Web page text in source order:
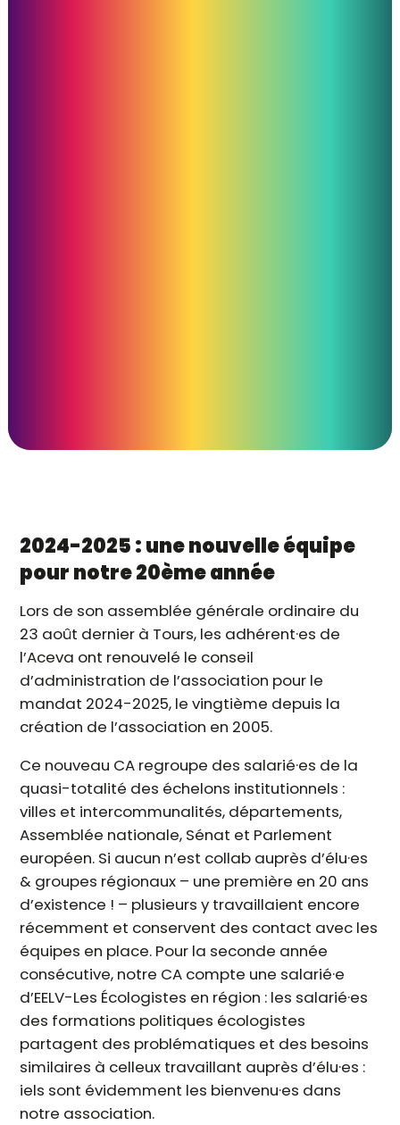
2024-2025 : une nouvelle équipe
pour notre 20ème année
Lors de son assemblée générale ordinaire du
23 août dernier à Tours, les adhérent·es de
l’Aceva ont renouvelé le conseil
d’administration de l’association pour le
mandat 2024-2025, le vingtième depuis la
création de l’association en 2005.
Ce nouveau CA regroupe des salarié·es de la
quasi-totalité des échelons institutionnels :
villes et intercommunalités, départements,
Assemblée nationale, Sénat et Parlement
européen. Si aucun n’est collab auprès d’élu·es
& groupes régionaux – une première en 20 ans
d’existence ! – plusieurs y travaillaient encore
récemment et conservent des contact avec les
équipes en place. Pour la seconde année
consécutive, notre CA compte une salarié·e
d’EELV-Les Écologistes en région : les salarié·es
des formations politiques écologistes
partagent des problématiques et des besoins
similaires à celleux travaillant auprès d’élu·es :
iels sont évidemment les bienvenu·es dans
notre association.